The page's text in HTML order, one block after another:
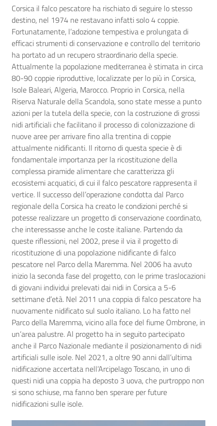
Corsica il falco pescatore ha rischiato di seguire lo stesso
destino, nel 1974 ne restavano infatti solo 4 coppie.
Fortunatamente, l’adozione tempestiva e prolungata di
efficaci strumenti di conservazione e controllo del territorio
ha portato ad un recupero straordinario della specie.
Attualmente la popolazione mediterranea è stimata in circa
80-90 coppie riproduttive, localizzate per lo più in Corsica,
Isole Baleari, Algeria, Marocco. Proprio in Corsica, nella
Riserva Naturale della Scandola, sono state messe a punto
azioni per la tutela della specie, con la costruzione di grossi
nidi artificiali che facilitano il processo di colonizzazione di
nuove aree per arrivare fino alla trentina di coppie
attualmente nidificanti. Il ritorno di questa specie è di
fondamentale importanza per la ricostituzione della
complessa piramide alimentare che caratterizza gli
ecosistemi acquatici, di cui il falco pescatore rappresenta il
vertice. Il successo dell’operazione condotta dal Parco
regionale della Corsica ha creato le condizioni perché si
potesse realizzare un progetto di conservazione coordinato,
che interessasse anche le coste italiane. Partendo da
queste riflessioni, nel 2002, prese il via il progetto di
ricostituzione di una popolazione nidificante di falco
pescatore nel Parco della Maremma. Nel 2006 ha avuto
inizio la seconda fase del progetto, con le prime traslocazioni
di giovani individui prelevati dai nidi in Corsica a 5-6
settimane d’età. Nel 2011 una coppia di falco pescatore ha
nuovamente nidificato sul suolo italiano. Lo ha fatto nel
Parco della Maremma, vicino alla foce del fiume Ombrone, in
un’area palustre. Al progetto ha in seguito partecipato
anche il Parco Nazionale mediante il posizionamento di nidi
artificiali sulle isole. Nel 2021, a oltre 90 anni dall’ultima
nidificazione accertata nell’Arcipelago Toscano, in uno di
questi nidi una coppia ha deposto 3 uova, che purtroppo non
si sono schiuse, ma fanno ben sperare per future
nidificazioni sulle isole.